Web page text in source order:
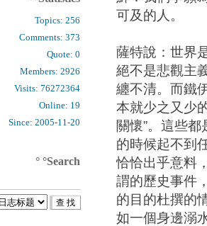
可及的人。
薩特說：世界
絕不是悲觀主
纏不清。而鐵
本就少之又少
關懷”。這些
的時候起不到
恰恰出乎意料
謂的歷史事件
的目的杜撰的
如一個身邊溺
Topics:256
Comments: 373
Quote: 0
Members: 2926
Visits: 76272364
Online: 19
Since: 2005-11-20
° °Search